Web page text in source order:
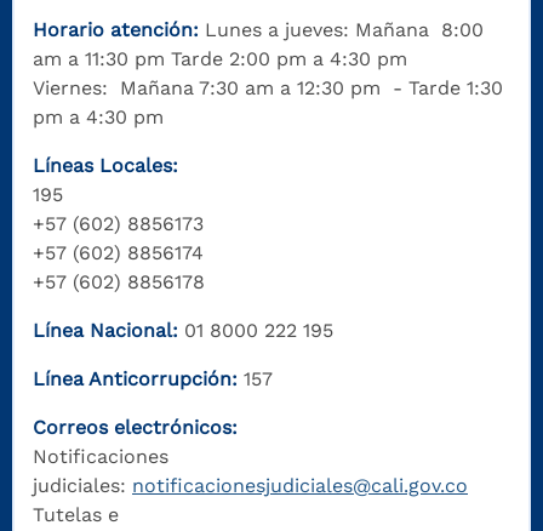
Horario atención: Lunes a jueves: Mañana 8:00
am a 11:30 pm Tarde 2:00 pm a 4:30 pm
Viernes: Mañana 7:30 am a 12:30 pm - Tarde 1:30
pm a 4:30 pm
Líneas Locales:
195
+57 (602) 8856173
+57 (602) 8856174
+57 (602) 8856178
Línea Nacional: 01 8000 222 195
Línea Anticorrupción: 157
Correos electrónicos:
Notificaciones
judiciales: notificacionesjudiciales@cali.gov.co
Tutelas e